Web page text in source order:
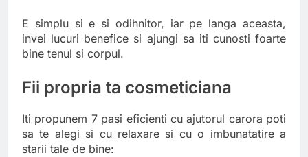
E simplu si e si odihnitor, iar pe langa aceasta,
invei lucuri benefice si ajungi sa iti cunosti foarte
bine tenul si corpul.
Fii propria ta cosmeticiana
Iti propunem 7 pasi eficienti cu ajutorul carora poti
sa te alegi si cu relaxare si cu o imbunatatire a
starii tale de bine: